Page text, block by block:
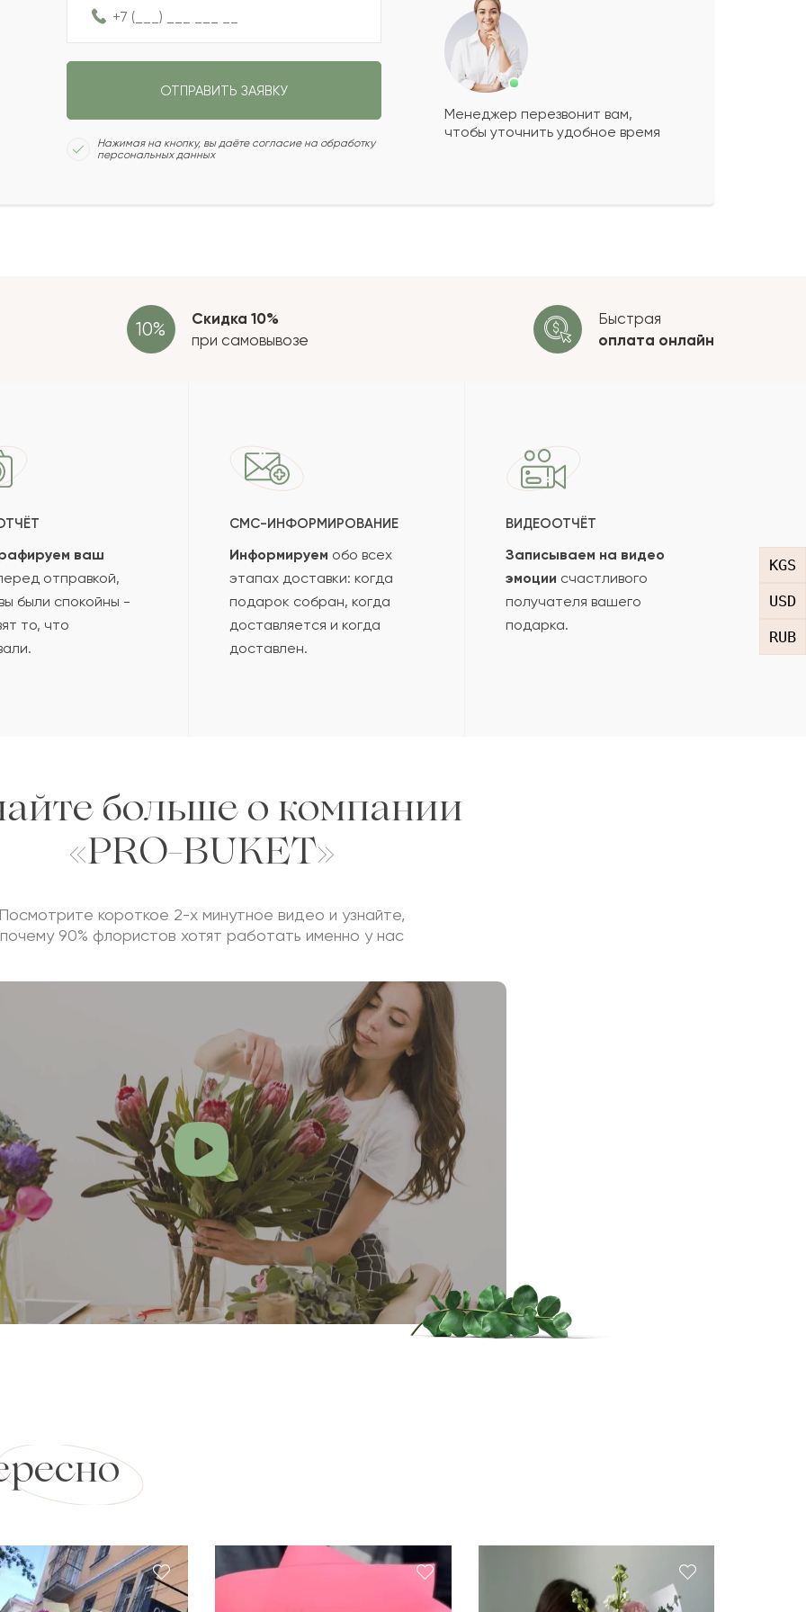
KGS
USD
RUB
2022-06-09
2022-05-14
Сколько будет+?
ОСТАВИТЬ ОТЗЫВ
ОТПРАВИТЬ ЗАЯВКУ
Нажимая на кнопку, вы даёте согласие на обработку
персональных данных
Менеджер перезвонит вам,
чтобы уточнить удобное время
Скидка 10%
при самовывозе
Быстрая
оплата онлайн
ваш
отправкой,
были спокойны -
то, что
СМС-ИНФОРМИРОВАНИЕ
Информируем обо всех
этапах доставки: когда
подарок собран, когда
доставляется и когда
доставлен.
ВИДЕООТЧЁТ
Записываем на видео
эмоции счастливого
получателя вашего
подарка.
больше о компании
«PRO-BUKET»
короткое 2-х минутное видео и узнайте,
почему 90% флористов хотят работать именно у нас